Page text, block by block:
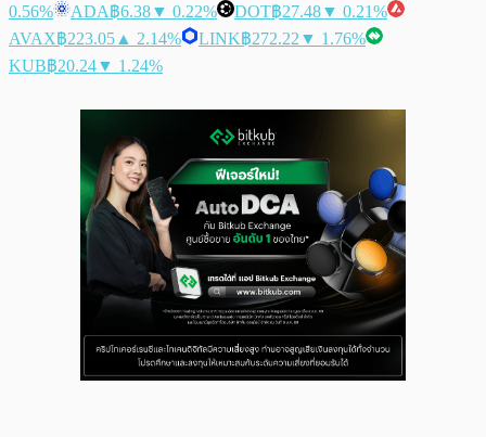
0.56%
ADA฿6.38▼ 0.22% DOT฿27.48▼ 0.21%
AVAX฿223.05 ▲ 2.14% LINK฿272.22 ▼ 1.76%
KUB฿20.24▼ 1.24%